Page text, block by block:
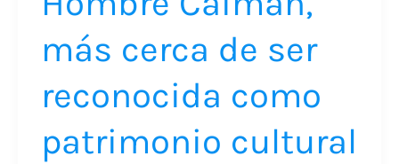
más cerca de ser
reconocida como
patrimonio cultural
como
patrimonio
cultural
de
Nación